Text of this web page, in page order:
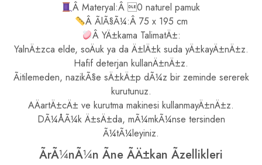
Â Materyal:Â 0 naturel pamuk
Â ÃlÃ§Ã¼:Â 75 x 195 cm
Â YÄ±kama TalimatÄ±:
YalnÄ±zca elde, soÄuk ya da Ä±lÄ±k suda yÄ±kayÄ±nÄ±z.
Hafif deterjan kullanÄ±nÄ±z.
Ãitilemeden, nazikÃ§e sÄ±kÄ±p dÃ¼z bir zeminde sererek
kurutunuz.
AÄartÄ±cÄ± ve kurutma makinesi kullanmayÄ±nÄ±z.
DÃ¼ÅÃ¼k Ä±sÄ±da, mÃ¼mkÃ¼nse tersinden
Ã¼tÃ¼leyiniz.
ÃrÃ¼nÃ¼n Ãne ÃÄ±kan Ãzellikleri